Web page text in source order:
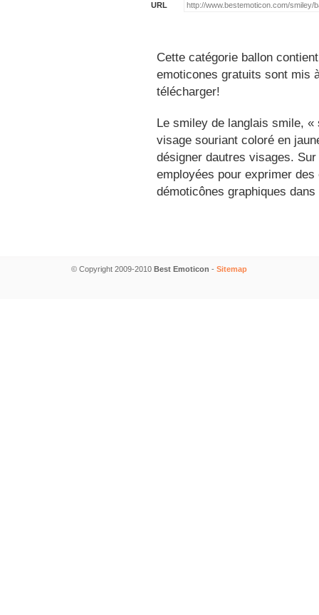
URL
Cette catégorie ballon
emoticones gratuits sont mis
télécharger!
Le smiley de langlais smile,
visage souriant coloré en
désigner dautres visages.
employées pour exprimer
démoticônes graphiques
© Copyright 2009-2010 Best Emoticon - Sitemap